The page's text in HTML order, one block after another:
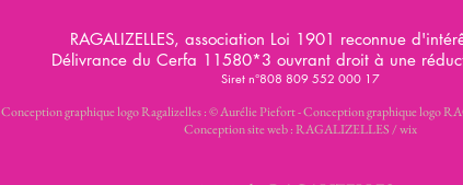
RAGALIZELLES, association Loi 1901 reconnue
Délivrance du Cerfa 11580*3 ouvrant droit à une
Siret n°808 809 552 000 17
Conception graphique logo Ragalizelles : © Aurélie Piefort - Conception graphique logo
Conception site web : RAGALIZELLES / wix